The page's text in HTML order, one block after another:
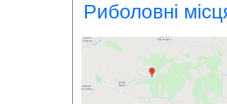
Риболовні